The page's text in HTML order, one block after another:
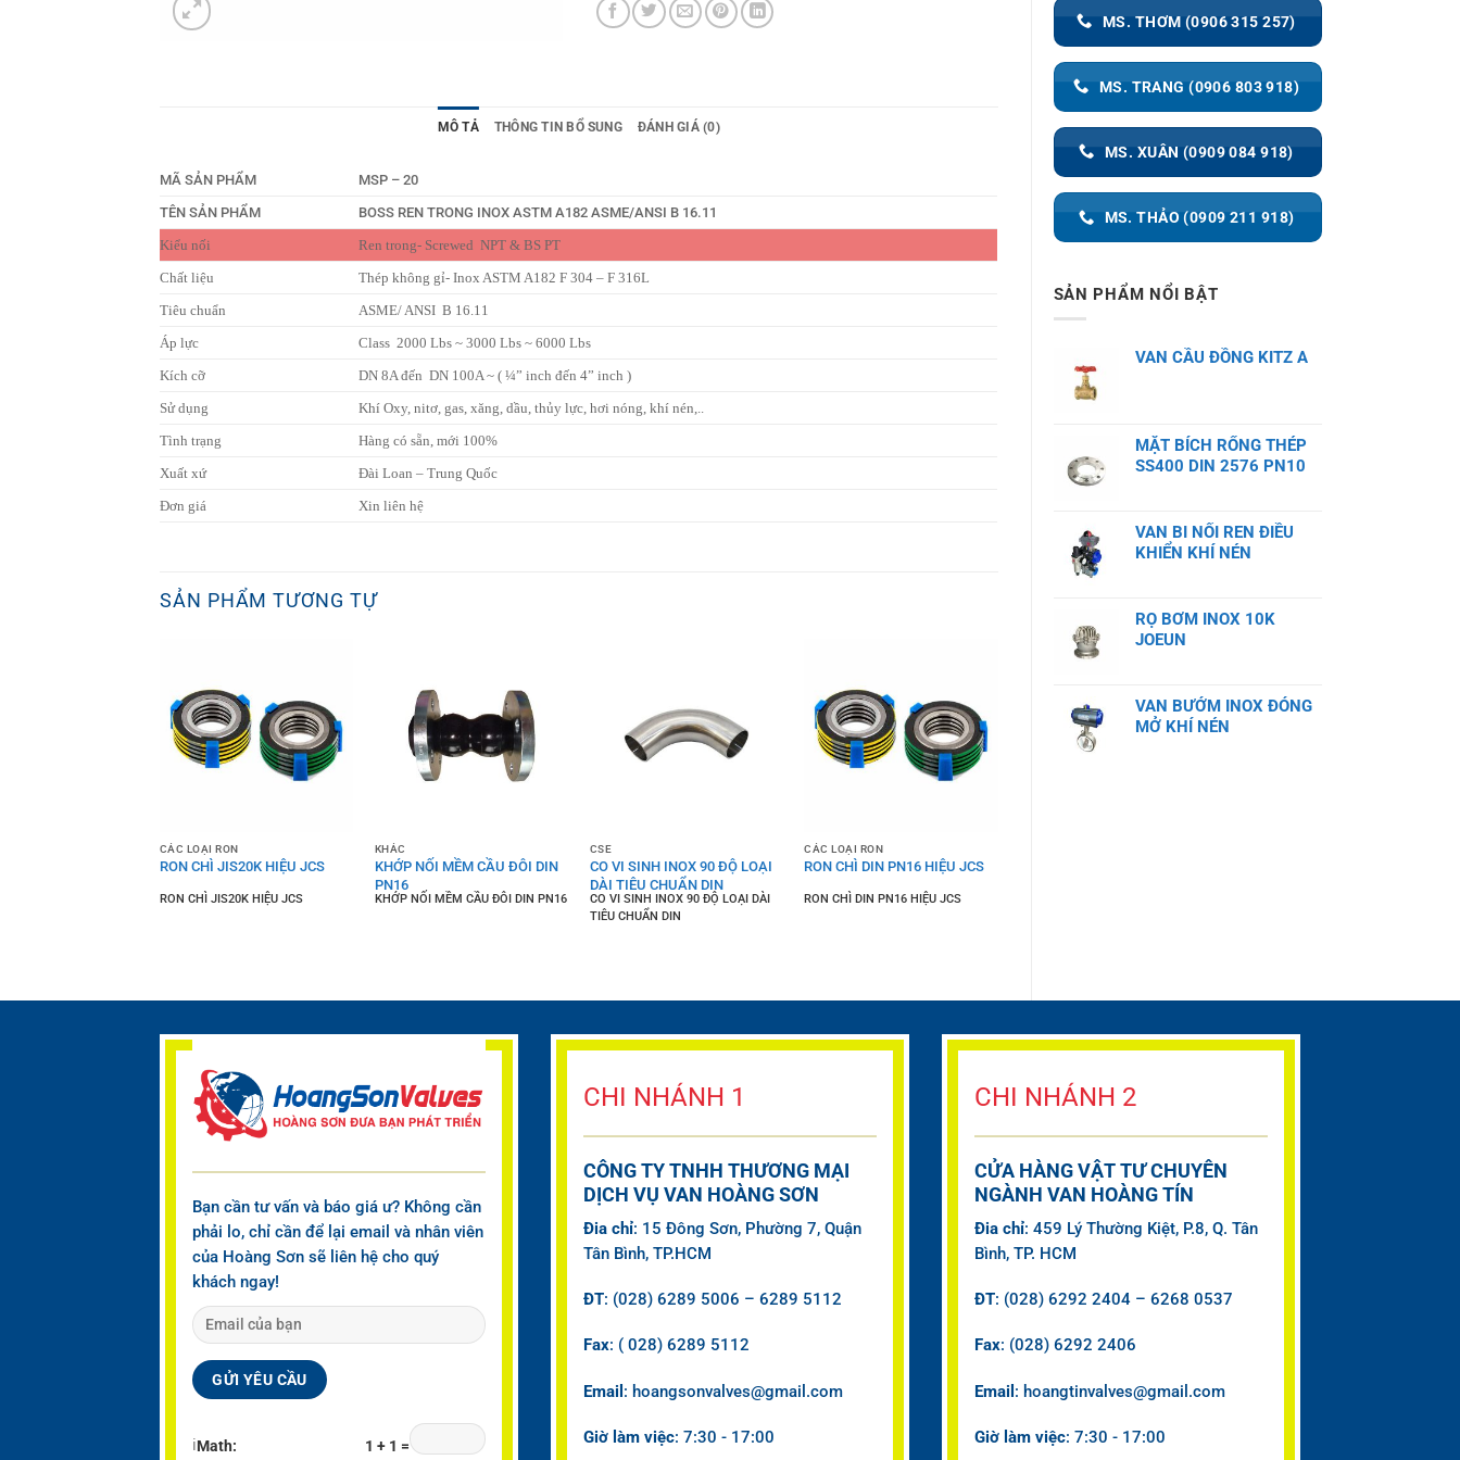
MS. THƠM (0906 315 257)
MS. TRANG (0906 803 918)
MS. XUÂN (0909 084 918)
MS. THẢO (0909 211 918)
SẢN PHẨM NỔI BẬT
VAN CẦU ĐỒNG KITZ A
MẶT BÍCH RỔNG THÉP
SS400 DIN 2576 PN10
VAN BI NỐI REN ĐIỀU
KHIỂN KHÍ NÉN
RỌ BƠM INOX 10K
JOEUN
VAN BƯỚM INOX ĐÓNG
MỞ KHÍ NÉN
MÔ TẢ THÔNG TIN BỔ SUNG ĐÁNH GIÁ (0)
MÃ SẢN PHẨM
MSP – 20
TÊN SẢN PHẨM
BOSS REN TRONG INOX ASTM A182 ASME/ANSI B 16.11
Kiểu nối
Ren trong- Screwed NPT & BS PT
Chất liệu
Thép không gỉ- Inox ASTM A182 F 304 – F 316L
Tiêu chuẩn
ASME/ ANSI B 16.11
Áp lực
Class 2000 Lbs ~ 3000 Lbs ~ 6000 Lbs
Kích cỡ
DN 8A đến DN 100A ~ ( ¼” inch đến 4” inch )
Sử dụng
Khí Oxy, nitơ, gas, xăng, dầu, thủy lực, hơi nóng, khí nén,..
Tình trạng
Hàng có sẵn, mới 100%
Xuất xứ
Đài Loan – Trung Quốc
Đơn giá
Xin liên hệ
SẢN PHẨM TƯƠNG TỰ
CÁC LOẠI RON
RON CHÌ JIS20K HIỆU JCS
RON CHÌ JIS20K HIỆU JCS
KHÁC
KHỚP NỐI MỀM CẦU ĐÔI DIN
PN16
KHỚP NỐI MỀM CẦU ĐÔI DIN PN16
CSE
CO VI SINH INOX 90 ĐỘ LOẠI
DÀI TIÊU CHUẨN DIN
CO VI SINH INOX 90 ĐỘ LOẠI DÀI
TIÊU CHUẨN DIN
CÁC LOẠI RON
RON CHÌ DIN PN16 HIỆU JCS
RON CHÌ DIN PN16 HIỆU JCS
Bạn cần tư vấn và báo giá ư? Không cần
phải lo, chỉ cần để lại email và nhân viên
của Hoàng Sơn sẽ liên hệ cho quý
khách ngay!
ℹMath: 1 + 1 =
CHI NHÁNH 1
CÔNG TY TNHH THƯƠNG MẠI
DỊCH VỤ VAN HOÀNG SƠN
Đia chỉ: 15 Đông Sơn, Phường 7, Quận
Tân Bình, TP.HCM
ĐT: (028) 6289 5006 – 6289 5112
Fax: ( 028) 6289 5112
Email : hoangsonvalves@gmail.com
Giờ làm việc: 7:30 - 17:00
CHI NHÁNH 2
CỬA HÀNG VẬT TƯ CHUYÊN
NGÀNH VAN HOÀNG TÍN
Đia chỉ: 459 Lý Thường Kiệt, P.8, Q. Tân
Bình, TP. HCM
ĐT: (028) 6292 2404 – 6268 0537
Fax: (028) 6292 2406
Email : hoangtinvalves@gmail.com
Giờ làm việc: 7:30 - 17:00